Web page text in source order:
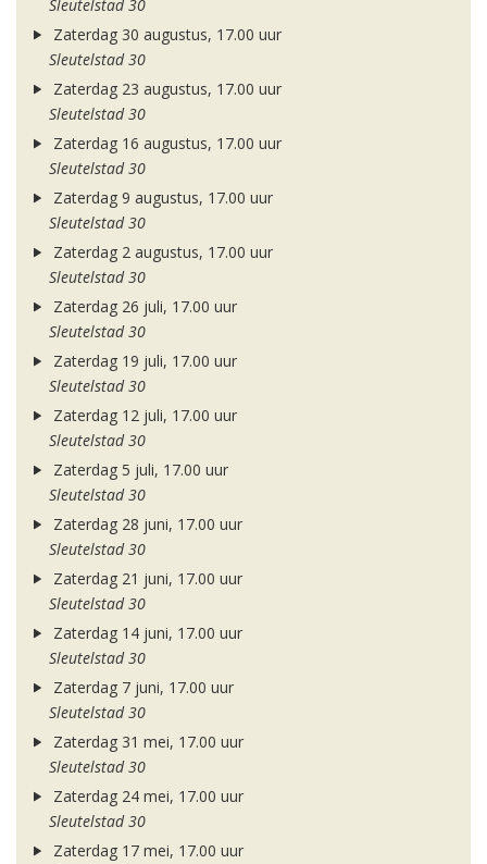
Sleutelstad 30
Zaterdag 30 augustus, 17.00 uur
Sleutelstad 30
Zaterdag 23 augustus, 17.00 uur
Sleutelstad 30
Zaterdag 16 augustus, 17.00 uur
Sleutelstad 30
Zaterdag 9 augustus, 17.00 uur
Sleutelstad 30
Zaterdag 2 augustus, 17.00 uur
Sleutelstad 30
Zaterdag 26 juli, 17.00 uur
Sleutelstad 30
Zaterdag 19 juli, 17.00 uur
Sleutelstad 30
Zaterdag 12 juli, 17.00 uur
Sleutelstad 30
Zaterdag 5 juli, 17.00 uur
Sleutelstad 30
Zaterdag 28 juni, 17.00 uur
Sleutelstad 30
Zaterdag 21 juni, 17.00 uur
Sleutelstad 30
Zaterdag 14 juni, 17.00 uur
Sleutelstad 30
Zaterdag 7 juni, 17.00 uur
Sleutelstad 30
Zaterdag 31 mei, 17.00 uur
Sleutelstad 30
Zaterdag 24 mei, 17.00 uur
Sleutelstad 30
Zaterdag 17 mei, 17.00 uur